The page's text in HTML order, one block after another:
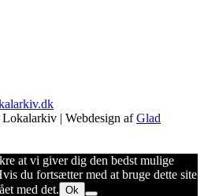
| Webdesign afGlad
at vi giver dig den bedst mulige
du fortsætter med at bruge dette site
med det. Ok